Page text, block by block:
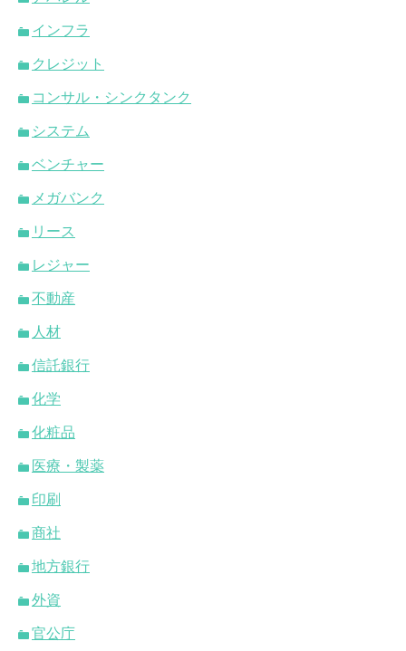
インフラ
クレジット
コンサル・シンクタンク
システム
ベンチャー
メガバンク
リース
レジャー
不動産
人材
信託銀行
化学
化粧品
医療・製薬
印刷
商社
地方銀行
外資
官公庁